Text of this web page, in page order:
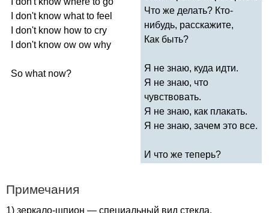
don't know what to feel
don't know how to cry
don't know ow ow why
So what now?
Что же делать? Кто-
нибудь, расскажите,
Как быть?
Я не знаю, куда идти.
Я не знаю, что
чувствовать.
Я не знаю, как плакать.
Я не знаю, зачем это все.
И что же теперь?
Примечания
1) зеркало-шпион — специальный вид стекла,